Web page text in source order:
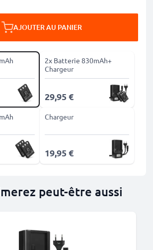
AJOUTER AU PANIER
2x Batterie 830mAh+
Chargeur
29,95 €
Chargeur
19,95 €
peut-être aussi